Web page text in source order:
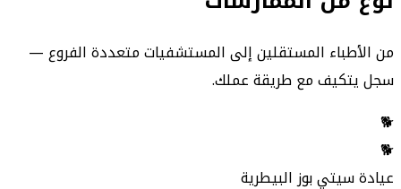
من الأطباء المستقلين إلى المستشفيات متعددة الفروع —
سجل يتكيف مع طريقة عملك.
🐕
🐕
عيادة سيتي بوز البيطرية